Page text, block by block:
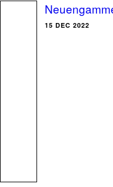
15 DEC 2022